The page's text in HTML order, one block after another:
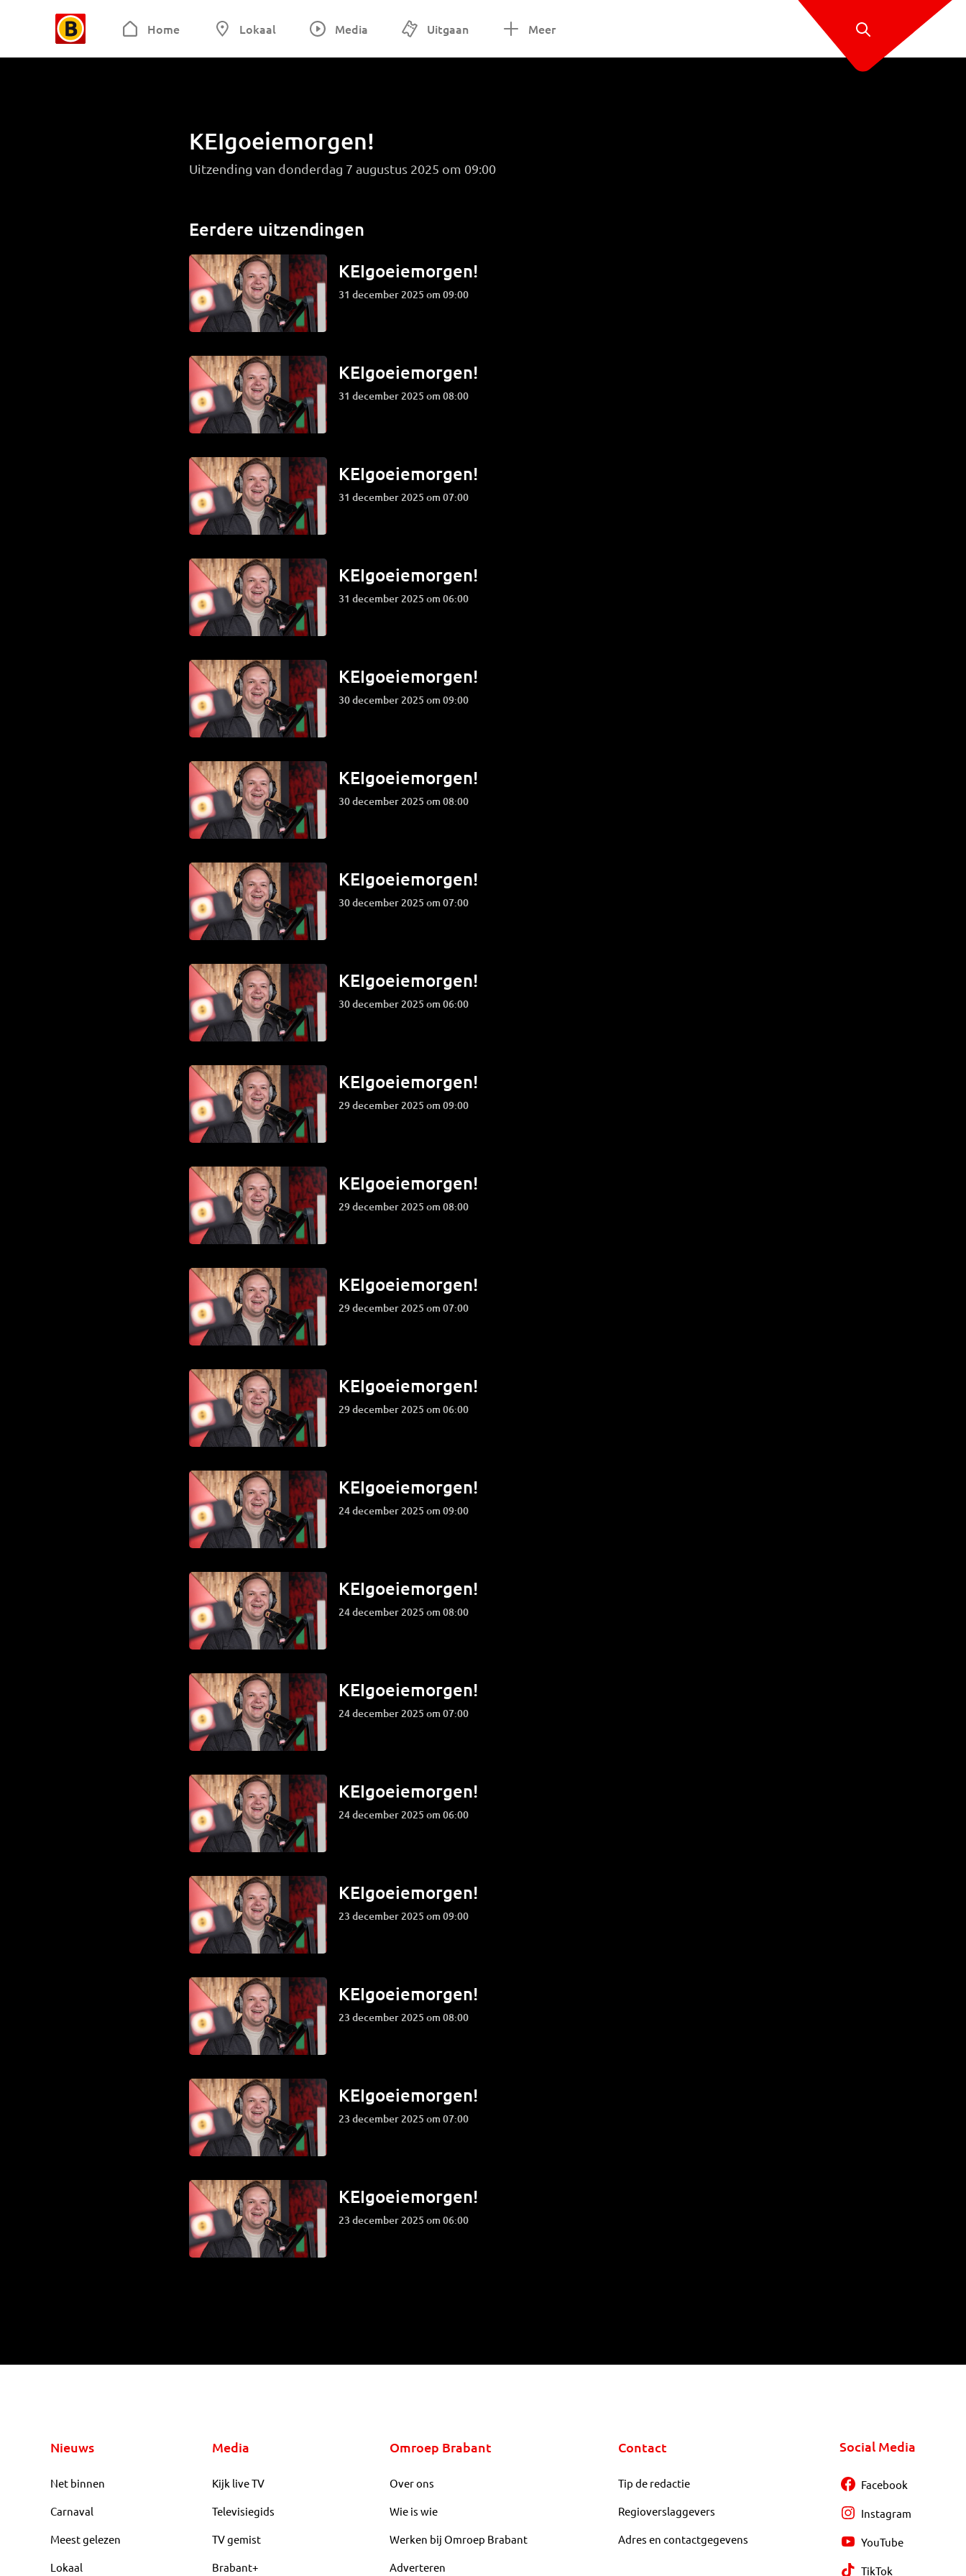
Home Lokaal Media Uitgaan Meer
KEIgoeiemorgen!
Uitzending van donderdag 7 augustus 2025 om 09:00
Eerdere uitzendingen
KEIgoeiemorgen!
31 december 2025 om 09:00
KEIgoeiemorgen!
31 december 2025 om 08:00
KEIgoeiemorgen!
31 december 2025 om 07:00
KEIgoeiemorgen!
31 december 2025 om 06:00
KEIgoeiemorgen!
30 december 2025 om 09:00
KEIgoeiemorgen!
30 december 2025 om 08:00
KEIgoeiemorgen!
30 december 2025 om 07:00
KEIgoeiemorgen!
30 december 2025 om 06:00
KEIgoeiemorgen!
29 december 2025 om 09:00
KEIgoeiemorgen!
29 december 2025 om 08:00
KEIgoeiemorgen!
29 december 2025 om 07:00
KEIgoeiemorgen!
29 december 2025 om 06:00
KEIgoeiemorgen!
24 december 2025 om 09:00
KEIgoeiemorgen!
24 december 2025 om 08:00
KEIgoeiemorgen!
24 december 2025 om 07:00
KEIgoeiemorgen!
24 december 2025 om 06:00
KEIgoeiemorgen!
23 december 2025 om 09:00
KEIgoeiemorgen!
23 december 2025 om 08:00
KEIgoeiemorgen!
23 december 2025 om 07:00
KEIgoeiemorgen!
23 december 2025 om 06:00
Nieuws
Net binnen
Carnaval
Meest gelezen
Lokaal
Media
Kijk live TV
Televisiegids
TV gemist
Brabant+
Omroep Brabant
Over ons
Wie is wie
Werken bij Omroep Brabant
Adverteren
Contact
Tip de redactie
Regioverslaggevers
Adres en contactgegevens
Social Media
Facebook
Instagram
YouTube
TikTok